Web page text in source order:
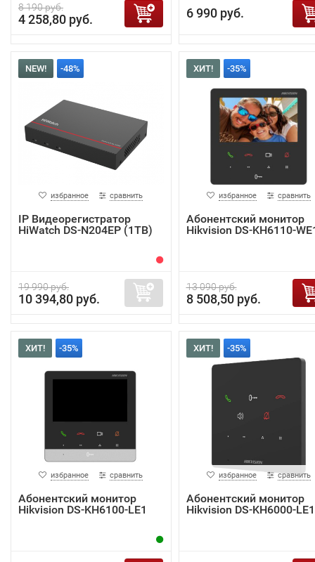
8 190 руб.
4 258,80 руб. 6 990 руб.
NEW! -48%
избранное сравнить
IP Видеорегистратор
HiWatch DS-N204EP (1TB)
19 990 руб.
10 394,80 руб.
ХИТ! -35%
избранное сравнить
Абонентский монитор
Hikvision DS-KH6110-
13 090 руб.
8 508,50 руб.
ХИТ! -35%
избранное сравнить
Абонентский монитор
Hikvision DS-KH6100-LE1
ХИТ! -35%
избранное сравнить
Абонентский монитор
Hikvision DS-KH6000-LE1